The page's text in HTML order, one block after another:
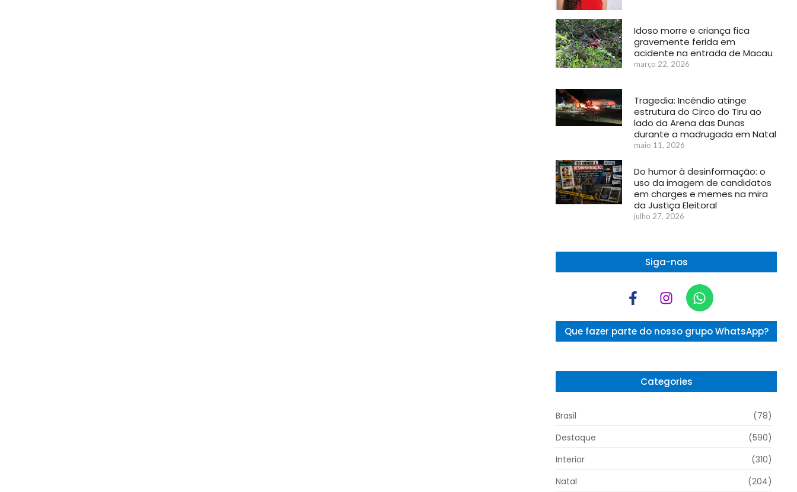
Idoso morre e criança fica
gravemente ferida em
acidente na entrada de Macau
março 22, 2026
Tragedia: Incêndio atinge
estrutura do Circo do Tiru ao
lado da Arena das Dunas
durante a madrugada em Natal
maio 11, 2026
Do humor à desinformação: o
uso da imagem de candidatos
em charges e memes na mira
da Justiça Eleitoral
julho 27, 2026
Siga-nos
Que fazer parte do nosso grupo WhatsApp?
Categories
Brasil
(78)
Destaque
(590)
Interior
(310)
Natal
(204)